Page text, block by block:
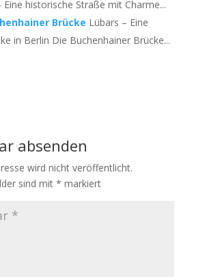
historische Straße mit Charme...
Brücke Lübars – Eine
in Berlin Die Buchenhainer Brücke...
absenden
wird nicht veröffentlicht.
sind mit * markiert